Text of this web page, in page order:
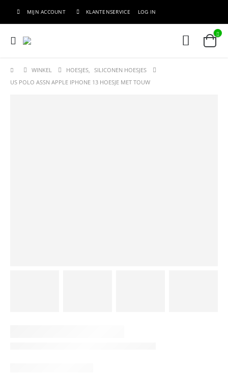
MIJN ACCOUNT KLANTENSERVICE LOG IN
WINKEL HOESJES
SILICONEN HOESJES
US POLO ASSN APPLE IPHONE 13 HOESJE MET TOUW